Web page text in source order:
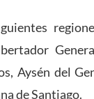
Aysén del
de Santiago.